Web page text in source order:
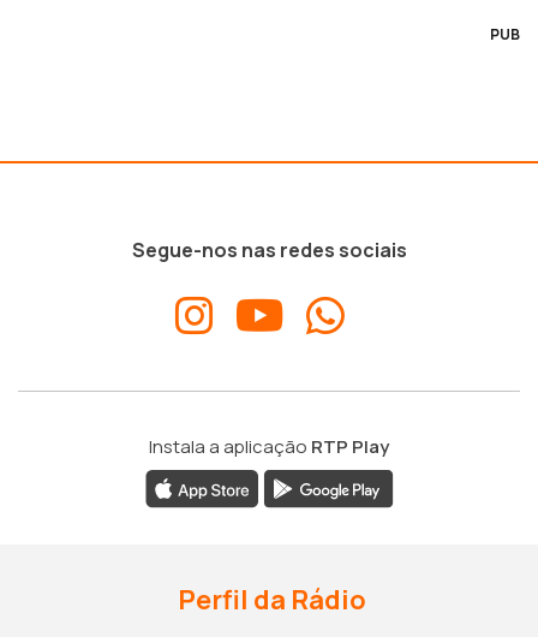
PUB
Segue-nos nas redes sociais
Instala a aplicação RTP Play
Perfil da Rádio